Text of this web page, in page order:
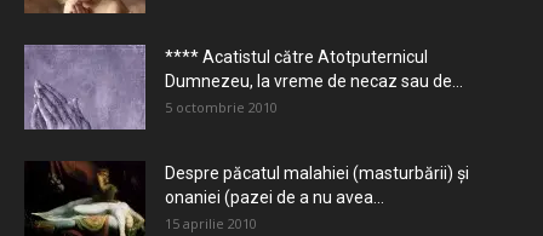
**** Acatistul către Atotputernicul
Dumnezeu, la vreme de necaz sau de...
5 octombrie 2010
Despre păcatul malahiei (masturbării) şi
onaniei (pazei de a nu avea...
15 aprilie 2010